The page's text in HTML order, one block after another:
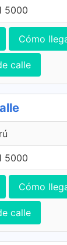
5000
Cómo
calle
5000
Cómo
calle